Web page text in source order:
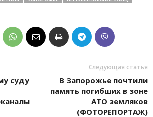
суду
Следующая статья
В Запорожье почтили
память погибших в зоне
АТО земляков
(ФОТОРЕПОРТАЖ)